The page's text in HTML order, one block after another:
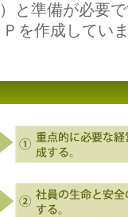
と準備が必要
を作成してい